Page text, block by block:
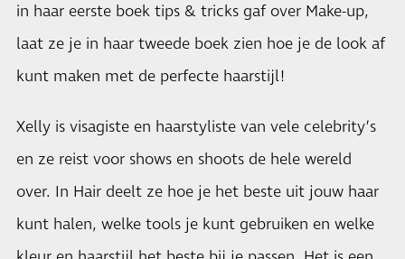
in haar eerste boek tips & tricks gaf over Make-up,
laat ze je in haar tweede boek zien hoe je de look af
kunt maken met de perfecte haarstijl!
Xelly is visagiste en haarstyliste van vele celebrity’s
en ze reist voor shows en shoots de hele wereld
over. In Hair deelt ze hoe je het beste uit jouw haar
kunt halen, welke tools je kunt gebruiken en welke